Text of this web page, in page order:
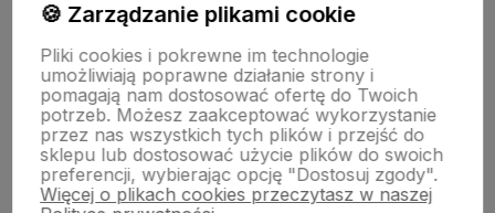
Moje konto
Płatności i dostawa
Informacje
🍪 Zarządzanie plikami cookie
Pliki cookies i pokrewne im technologie
umożliwiają poprawne działanie strony i
pomagają nam dostosować ofertę do Twoich
potrzeb. Możesz zaakceptować wykorzystanie
przez nas wszystkich tych plików i przejść do
sklepu lub dostosować użycie plików do swoich
preferencji, wybierając opcję "Dostosuj zgody".
Więcej o plikach cookies przeczytasz w naszej